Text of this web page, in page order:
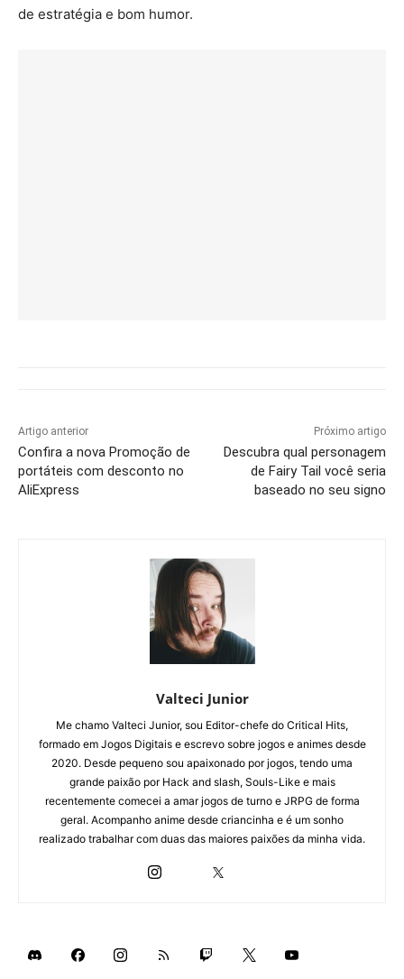
de estratégia e bom humor.
Artigo anterior
Confira a nova Promoção de
portáteis com desconto no
AliExpress
Próximo artigo
Descubra qual personagem
de Fairy Tail você seria
baseado no seu signo
Valteci Junior
Me chamo Valteci Junior, sou Editor-chefe do Critical Hits,
formado em Jogos Digitais e escrevo sobre jogos e animes desde
2020. Desde pequeno sou apaixonado por jogos, tendo uma
grande paixão por Hack and slash, Souls-Like e mais
recentemente comecei a amar jogos de turno e JRPG de forma
geral. Acompanho anime desde criancinha e é um sonho
realizado trabalhar com duas das maiores paixões da minha vida.